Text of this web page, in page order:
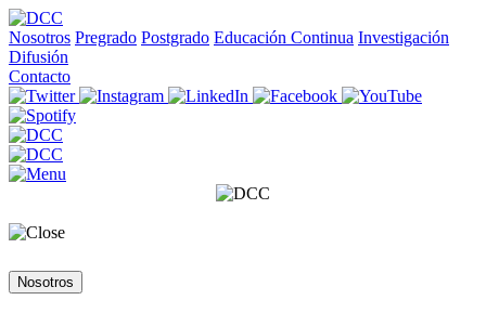
Nosotros Pregrado Postgrado Educación Continua Investigación
Difusión
Contacto
Nosotros